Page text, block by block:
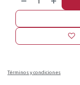
Términos y condiciones